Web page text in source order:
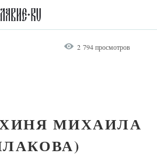
2 794 просмотров
МИХАИЛА